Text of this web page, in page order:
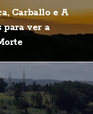
Carballo e A
para ver a